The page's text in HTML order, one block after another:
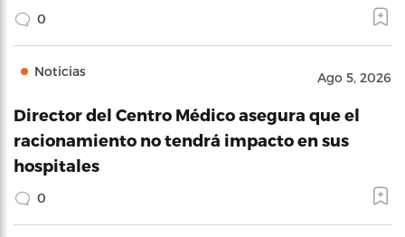
0
Noticias Ago 5, 2026
Director del Centro Médico asegura que el
racionamiento no tendrá impacto en sus
hospitales
0